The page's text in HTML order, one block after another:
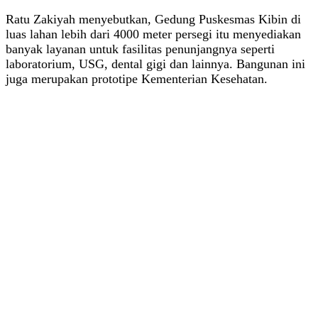
Ratu Zakiyah menyebutkan, Gedung Puskesmas Kibin di
luas lahan lebih dari 4000 meter persegi itu menyediakan
banyak layanan untuk fasilitas penunjangnya seperti
laboratorium, USG, dental gigi dan lainnya. Bangunan ini
juga merupakan prototipe Kementerian Kesehatan.